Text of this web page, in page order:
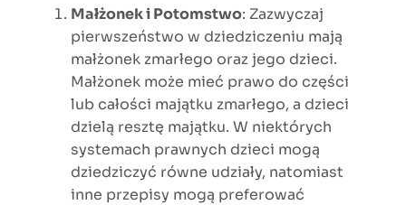
Małżonek i Potomstwo: Zazwyczaj
pierwszeństwo w dziedziczeniu mają
małżonek zmarłego oraz jego dzieci.
Małżonek może mieć prawo do części
lub całości majątku zmarłego, a dzieci
dzielą resztę majątku. W niektórych
systemach prawnych dzieci mogą
dziedziczyć równe udziały, natomiast
inne przepisy mogą preferować